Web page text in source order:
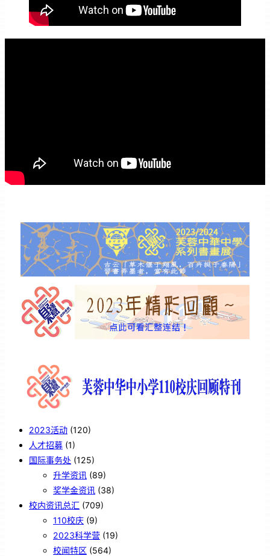
2023活动 (120)
人才招募 (1)
国际事务处 (125)
升学资讯 (89)
奖学金资讯 (38)
校内资讯总汇 (709)
110校庆 (9)
2023科学营 (19)
校闻特区 (564)